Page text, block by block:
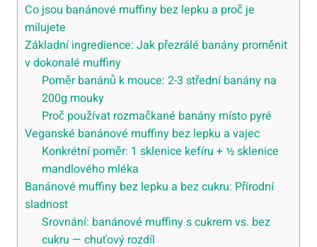
Co jsou banánové muffiny bez lepku a proč je
milujete
Základní ingredience: Jak přezrálé banány proměnit
v dokonalé muffiny
Poměr banánů k mouce: 2-3 střední banány na
200g mouky
Proč používat rozmačkané banány místo pyré
Veganské banánové muffiny bez lepku a vajec
Konkrétní poměr: 1 sklenice kefíru + ½ sklenice
mandlového mléka
Banánové muffiny bez lepku a bez cukru: Přírodní
sladnost
Srovnání: banánové muffiny s cukrem vs. bez
cukru — chuťový rozdíl